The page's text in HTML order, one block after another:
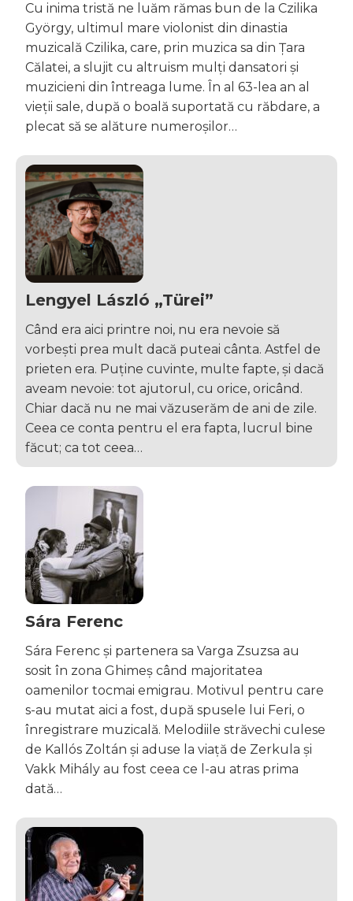
Cu inima tristă ne luăm rămas bun de la Czilika
György, ultimul mare violonist din dinastia
muzicală Czilika, care, prin muzica sa din Țara
Călatei, a slujit cu altruism mulți dansatori și
muzicieni din întreaga lume. În al 63-lea an al
vieții sale, după o boală suportată cu răbdare, a
plecat să se alăture numeroșilor…
Lengyel László „Türei”
Când era aici printre noi, nu era nevoie să
vorbești prea mult dacă puteai cânta. Astfel de
prieten era. Puține cuvinte, multe fapte, și dacă
aveam nevoie: tot ajutorul, cu orice, oricând.
Chiar dacă nu ne mai văzuserăm de ani de zile.
Ceea ce conta pentru el era fapta, lucrul bine
făcut; ca tot ceea…
Sára Ferenc
Sára Ferenc și partenera sa Varga Zsuzsa au
sosit în zona Ghimeș când majoritatea
oamenilor tocmai emigrau. Motivul pentru care
s-au mutat aici a fost, după spusele lui Feri, o
înregistrare muzicală. Melodiile străvechi culese
de Kallós Zoltán și aduse la viață de Zerkula și
Vakk Mihály au fost ceea ce l-au atras prima
dată…